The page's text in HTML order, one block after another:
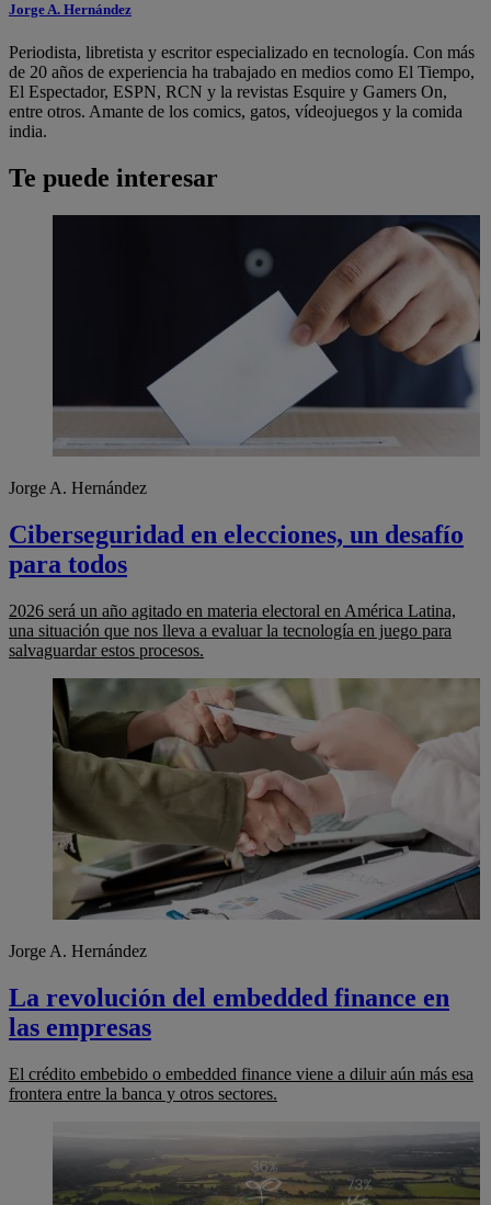
Jorge A. Hernández
Periodista, libretista y escritor especializado en tecnología. Con más
de 20 años de experiencia ha trabajado en medios como El Tiempo,
El Espectador, ESPN, RCN y la revistas Esquire y Gamers On,
entre otros. Amante de los comics, gatos, vídeojuegos y la comida
india.
Te puede interesar
Jorge A. Hernández
Ciberseguridad en elecciones, un desafío
para todos
2026 será un año agitado en materia electoral en América Latina,
una situación que nos lleva a evaluar la tecnología en juego para
salvaguardar estos procesos.
Jorge A. Hernández
La revolución del embedded finance en
las empresas
El crédito embebido o embedded finance viene a diluir aún más esa
frontera entre la banca y otros sectores.